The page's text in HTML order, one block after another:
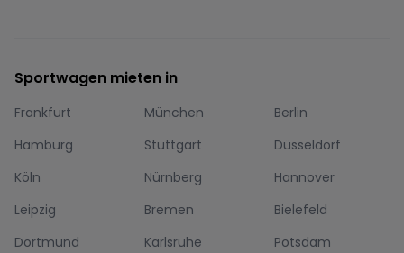
Sportwagen mieten in
Frankfurt München
Berlin
Hamburg
Stuttgart
Düsseldorf
Köln
Nürnberg
Hannover
Leipzig
Bremen
Bielefeld
Dortmund
Karlsruhe
Potsdam